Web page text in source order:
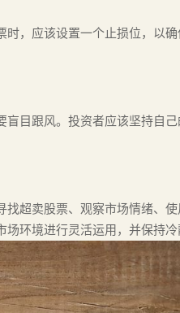
，应该设置一个止损位，以
目跟风。投资者应该坚持自
超卖股票、观察市场情绪、
环境进行灵活运用，并保持冷